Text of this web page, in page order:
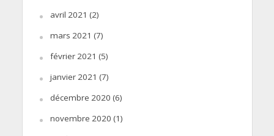
avril 2021 (2)
mars 2021 (7)
février 2021 (5)
janvier 2021 (7)
décembre 2020 (6)
novembre 2020 (1)